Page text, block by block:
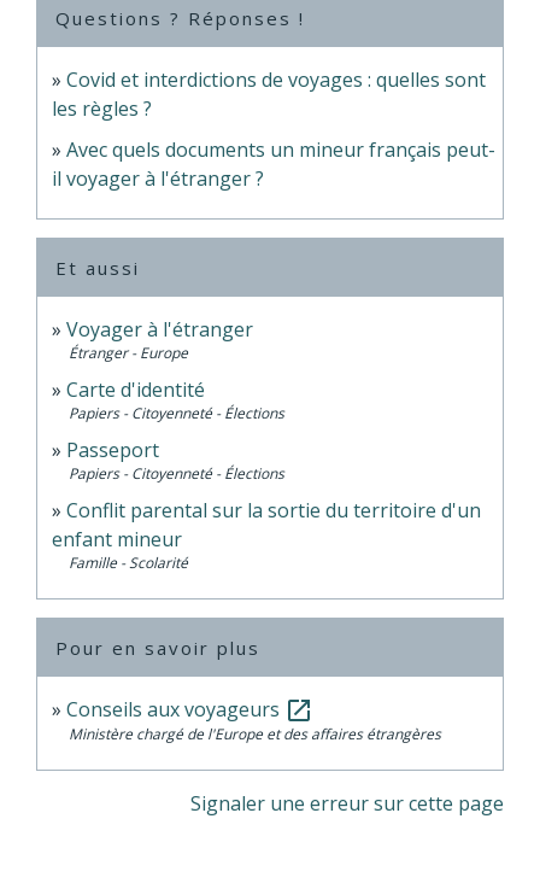
Questions ? Réponses !
Covid et interdictions de voyages : quelles sont
les règles ?
Avec quels documents un mineur français peut-
il voyager à l'étranger ?
Et aussi
Voyager à l'étranger
Étranger - Europe
Carte d'identité
Papiers - Citoyenneté - Élections
Passeport
Papiers - Citoyenneté - Élections
Conflit parental sur la sortie du territoire d'un
enfant mineur
Famille - Scolarité
Pour en savoir plus
Conseils aux voyageurs open_in_new
Ministère chargé de l'Europe et des affaires étrangères
Signaler une erreur sur cette page